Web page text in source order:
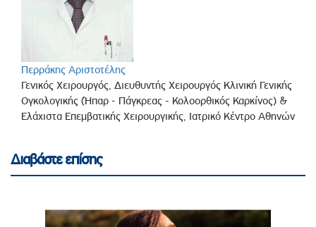
Περράκης Αριστοτέλης
Γενικός Χειρουργός, Διευθυντής Χειρουργός Κλινική Γενικής
Ογκολογικής (Ήπαρ - Πάγκρεας - Κολοορθικός Καρκίνος) &
Ελάχιστα Επεμβατικής Χειρουργικής, Ιατρικό Κέντρο Αθηνών
Διαβάστε επίσης